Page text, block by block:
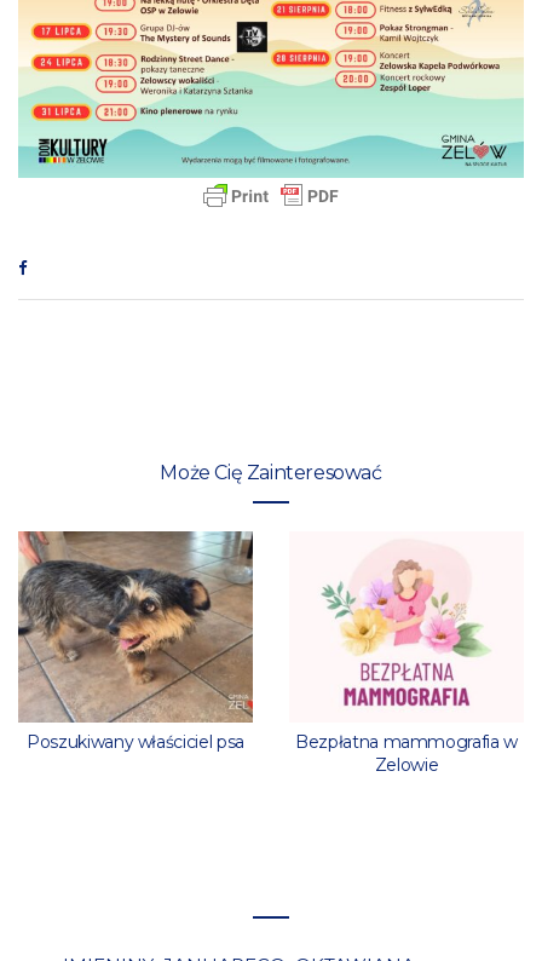
Może Cię Zainteresować
Poszukiwany właściciel psa
Bezpłatna mammografia w
Zelowie